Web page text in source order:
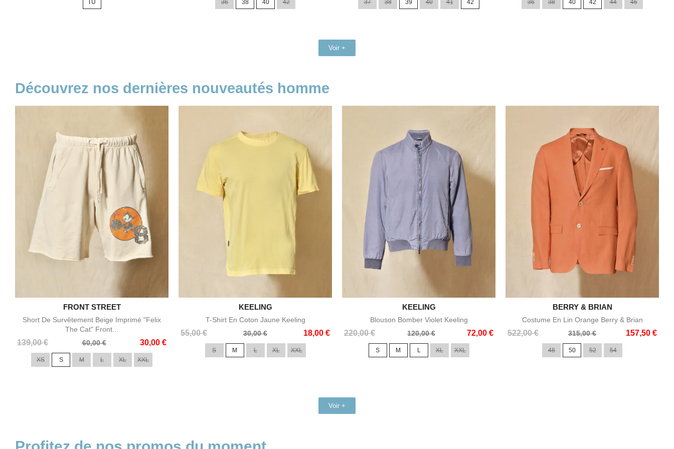
TU 36 38 40 42 37 38 39 40 41 42 36 38 40 42 44 46
Voir +
Découvrez nos dernières nouveautés homme
Aperçu rapide
FRONT STREET
Short De Survêtement Beige Imprimé "Felix
The Cat" Front...
139,00 €
Prix
60,00 € 30,00 €
Prix
XS S M L XL XXL
Aperçu rapide
KEELING
T-Shirt En Coton Jaune Keeling
55,00 €
Prix
30,00 € 18,00 €
Prix
S M L XL XXL
Aperçu rapide
KEELING
Blouson Bomber Violet Keeling
220,00 €
Prix
120,00 € 72,00 €
Prix
S M L XL XXL
Aperçu rapide
BERRY & BRIAN
Costume En Lin Orange Berry & Brian
522,00 €
Prix
315,00 € 157,50 €
Prix
48 50 52 54
Voir +